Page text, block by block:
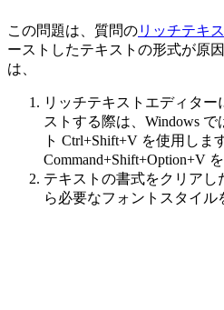
この問題は、質問のリッチテキ
ーストしたテキストの形式が原
は、
リッチテキストエディタ
ストする際は、Windows
ト Ctrl+Shift+V を使用しま
Command+Shift+Option+V
テキストの書式をクリア
ら必要なフォントスタイル